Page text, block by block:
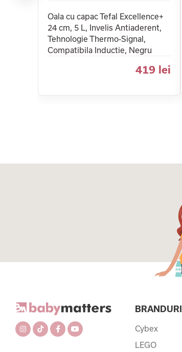
Oala cu capac Tefal Excellence+
24 cm, 5 L, Invelis Antiaderent,
Tehnologie Thermo-Signal,
Compatibila Inductie, Negru
419 lei
BRANDURI
Cybex
LEGO